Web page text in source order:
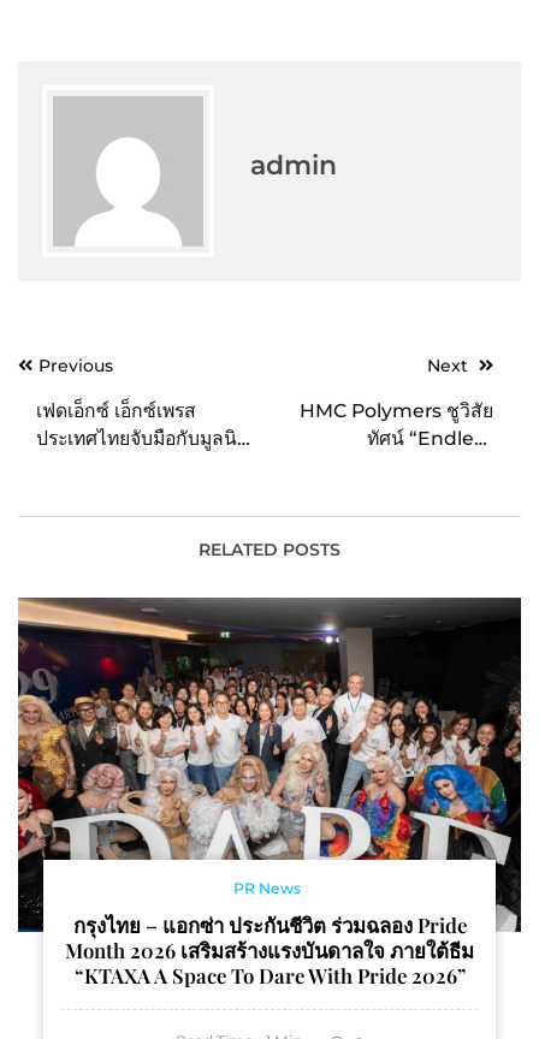
admin
PostPrevious
เฟดเอ็กซ์ เอ็กซ์เพรส
ประเทศไทยจับมือกับมูลนิธิ
ชุมชนท้องถิ่น
Next
HMC Polymers ชูวิสัย
ทัศน์ “Endless
ที่ไม่สิ้นสุด ขยายทิศทาง
การดำเนินธุรกิจเม็ด
ล้านตันต่อปี
RELATED POSTS
PR News
กรุงไทย – แอกซ่า ประกันชีวิต ร่วมฉลอง Pride
Month 2026 เสริมสร้างแรงบันดาลใจ ภายใต้ธีม
“KTAXA A Space To Dare With Pride 2026”